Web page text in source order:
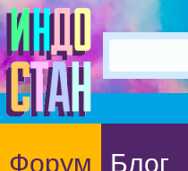
Форум Блог